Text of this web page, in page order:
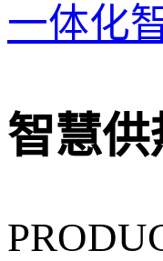
一体化
智慧供